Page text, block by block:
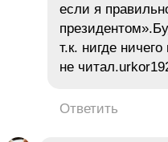
если я
т.к. нигде
не
Ответить